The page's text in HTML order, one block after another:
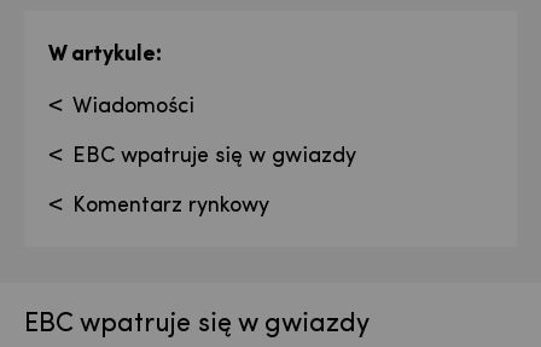
EBC wpatruje się w gwiazdy
W artykule:
Wiadomości
EBC wpatruje się w gwiazdy
Komentarz rynkowy